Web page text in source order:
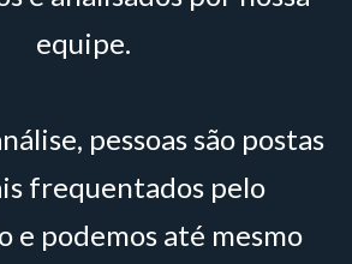
equipe.
pessoas são postas
frequentados pelo
e podemos até mesmo